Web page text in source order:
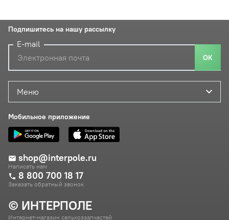
© ИНТЕРПОЛЕ
Интернет-магазин сельхоззапчастей
Меню
Мобильное приложение
shop@interpole.ru
Написать нам
8 800 700 18 17
Заказать обратный звонок
Подпишитесь на нашу рассылку
E-mail
ОК